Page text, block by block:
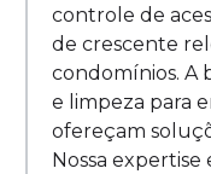
controle de
de crescente
condomínios. A
e limpeza para
ofereçam
Nossa